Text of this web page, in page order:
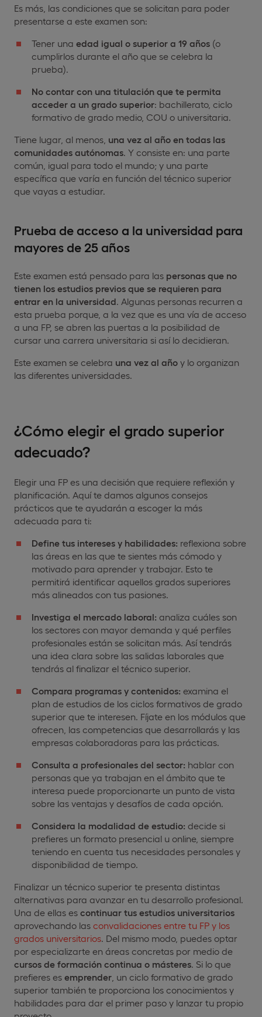
Es más, las condiciones que se solicitan para poder
presentarse a este examen son:
Tener una edad igual o superior a 19 años (o
cumplirlos durante el año que se celebra la
prueba).
No contar con una titulación que te permita
acceder a un grado superior: bachillerato, ciclo
formativo de grado medio, COU o universitaria.
Tiene lugar, al menos, una vez al año en todas las
comunidades autónomas . Y consiste en: una parte
común, igual para todo el mundo; y una parte
específica que varía en función del técnico superior
que vayas a estudiar.
Prueba de acceso a la universidad para
mayores de 25 años
Este examen está pensado para las personas que no
tienen los estudios previos que se requieren para
entrar en la universidad . Algunas personas recurren a
esta prueba porque, a la vez que es una vía de acceso
a una FP, se abren las puertas a la posibilidad de
cursar una carrera universitaria si así lo decidieran.
Este examen se celebra una vez al año y lo organizan
las diferentes universidades.
¿Cómo elegir el grado superior
adecuado?
Elegir una FP es una decisión que requiere reflexión y
planificación. Aquí te damos algunos consejos
prácticos que te ayudarán a escoger la más
adecuada para ti:
Define tus intereses y habilidades: reflexiona sobre
las áreas en las que te sientes más cómodo y
motivado para aprender y trabajar. Esto te
permitirá identificar aquellos grados superiores
más alineados con tus pasiones.
Investiga el mercado laboral: analiza cuáles son
los sectores con mayor demanda y qué perfiles
profesionales están se solicitan más. Así tendrás
una idea clara sobre las salidas laborales que
tendrás al finalizar el técnico superior.
Compara programas y contenidos: examina el
plan de estudios de los ciclos formativos de grado
superior que te interesen. Fíjate en los módulos que
ofrecen, las competencias que desarrollarás y las
empresas colaboradoras para las prácticas.
Consulta a profesionales del sector: hablar con
personas que ya trabajan en el ámbito que te
interesa puede proporcionarte un punto de vista
sobre las ventajas y desafíos de cada opción.
Considera la modalidad de estudio: decide si
prefieres un formato presencial u online, siempre
teniendo en cuenta tus necesidades personales y
disponibilidad de tiempo.
Finalizar un técnico superior te presenta distintas
alternativas para avanzar en tu desarrollo profesional.
Una de ellas es continuar tus estudios universitarios
aprovechando las convalidaciones entre tu FP y los
grados universitarios . Del mismo modo, puedes optar
por especializarte en áreas concretas por medio de
cursos de formación continua o másteres . Si lo que
prefieres es emprender , un ciclo formativo de grado
superior también te proporciona los conocimientos y
habilidades para dar el primer paso y lanzar tu propio